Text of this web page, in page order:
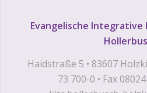
Evangelische
Haidstraße 5 • 83607
73 700-0 • Fax